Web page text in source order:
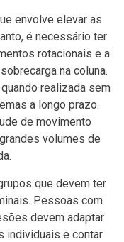
envolve elevar as
é necessário ter
rotacionais e a
na coluna.
realizada sem
a longo prazo.
de movimento
volumes de
que devem ter
Pessoas com
devem adaptar
individuais e contar